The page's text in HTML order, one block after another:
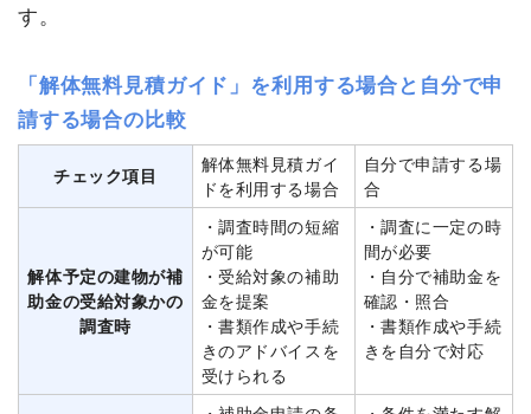
す。
「解体無料見積ガイド」を利用する場合と自分で申
請する場合の比較
チェック項目
解体無料見積ガイ
ドを利用する場合
自分で申請する場
合
解体予定の建物が補
助金の受給対象かの
調査時
・調査時間の短縮
が可能
・受給対象の補助
金を提案
・書類作成や手続
きのアドバイスを
受けられる
・調査に一定の時
間が必要
・自分で補助金を
確認・照合
・書類作成や手続
きを自分で対応